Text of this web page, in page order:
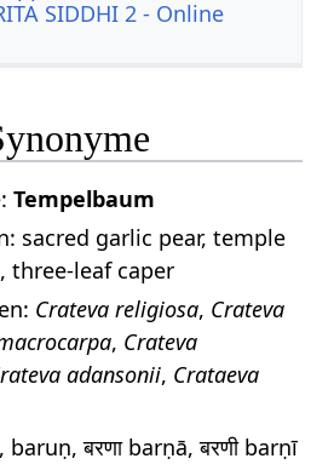
SIDDHI 2 - Online
Tempelbaum
sacred garlic pear, temple
three-leaf caper
Crateva religiosa, Crateva
, Crateva
adansonii, Crataeva
बरणा barṇā, बरणी barṇī